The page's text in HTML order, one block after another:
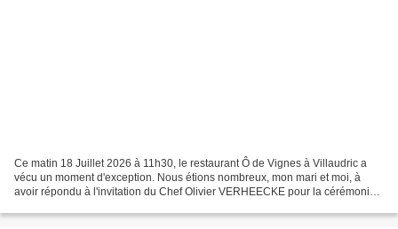
Ce matin 18 Juillet 2026 à 11h30, le restaurant Ô de Vignes à Villaudric a
vécu un moment d'exception. Nous étions nombreux, mon mari et moi, à
avoir répondu à l'invitation du Chef Olivier VERHEECKE pour la cérémonie